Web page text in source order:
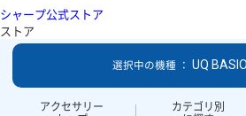
シャープ公式ストア
ストア
アクセサリー
カテゴリ別
選択中の機種 ： UQ